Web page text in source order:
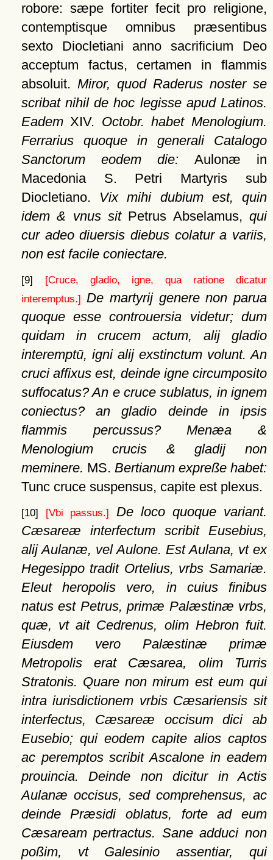
robore: sæpe fortiter fecit pro religione,
contemptisque omnibus præsentibus
sexto Diocletiani anno sacrificium Deo
acceptum factus, certamen in flammis
absoluit. Miror, quod Raderus noster se
scribat nihil de hoc legisse apud Latinos.
EademXIV. Octobr. habet Menologium.
Ferrarius quoque in generali Catalogo
Sanctorum eodem die: Aulonæ in
Macedonia S. Petri Martyris sub
Diocletiano. Vix mihi dubium est, quin
idem & vnus sitPetrus Abselamus, qui
cur adeo diuersis diebus colatur a variis,
non est facile coniectare.
[9]
[Cruce, gladio, igne, qua ratione dicatur
interemptus.] De martyrij genere non parua
quoque esse controuersia videtur; dum
quidam in crucem actum, alij gladio
interemptū, igni alij exstinctum volunt. An
cruci affixus est, deinde igne circumposito
suffocatus? An e cruce sublatus, in ignem
coniectus? an gladio deinde in ipsis
flammis percussus? Menæa &
Menologium crucis & gladij non
meminere. MS. Bertianum expreße habet:
Tunc cruce suspensus, capite est plexus.
[10] [Vbi passus.]
De loco quoque variant.
Cæsareæ interfectum scribit Eusebius,
alij Aulanæ, vel Aulone. Est Aulana, vt ex
Hegesippo tradit Ortelius, vrbs Samariæ.
Eleut heropolis vero, in cuius finibus
natus est Petrus, primæ Palæstinæ vrbs,
quæ, vt ait Cedrenus, olim Hebron fuit.
Eiusdem vero Palæstinæ primæ
Metropolis erat Cæsarea, olim Turris
Stratonis. Quare non mirum est eum qui
intra iurisdictionem vrbis Cæsariensis sit
interfectus, Cæsareæ occisum dici ab
Eusebio; qui eodem capite alios captos
ac peremptos scribit Ascalone in eadem
prouincia. Deinde non dicitur in Actis
Aulanæ occisus, sed comprehensus, ac
deinde Præsidi oblatus, forte ad eum
Cæsaream pertractus. Sane adduci non
poßim, vt Galesinio assentiar, qui